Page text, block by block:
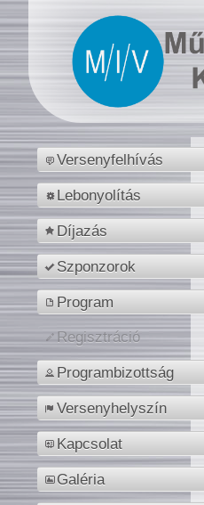
Versenyfelhívás
Lebonyolítás
Díjazás
Szponzorok
Program
Regisztráció
Programbizottság
Versenyhelyszín
Kapcsolat
Galéria